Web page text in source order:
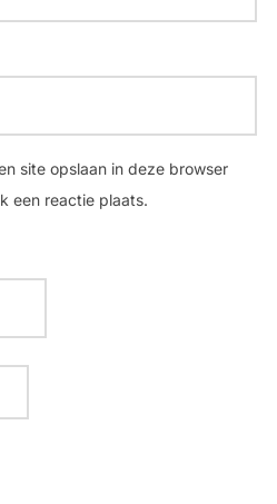
site opslaan in deze browser
een reactie plaats.